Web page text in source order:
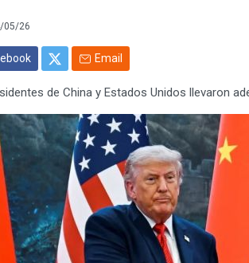
05/26
Email
de China y Estados Unidos llevaron